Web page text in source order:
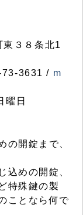
３８条北1
73-3631 / m
曜日
の開錠まで、
込めの開錠、
特殊鍵の製
ことなら何で